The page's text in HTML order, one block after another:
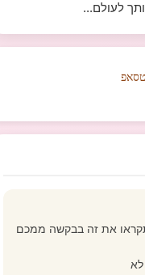
לעולם...
את זה בבקשה ממכם
לא